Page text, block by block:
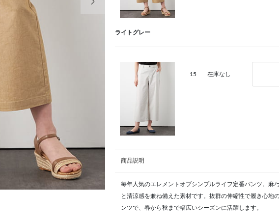
ライトグレー
15 在庫なし
商品説明
毎年人気のエレメントオブシンプルライフ定番パンツ。麻/
と清涼感を兼ね備えた素材です。抜群の伸縮性で履き心地
ンツで、春から秋まで幅広いシーズンに活躍します。